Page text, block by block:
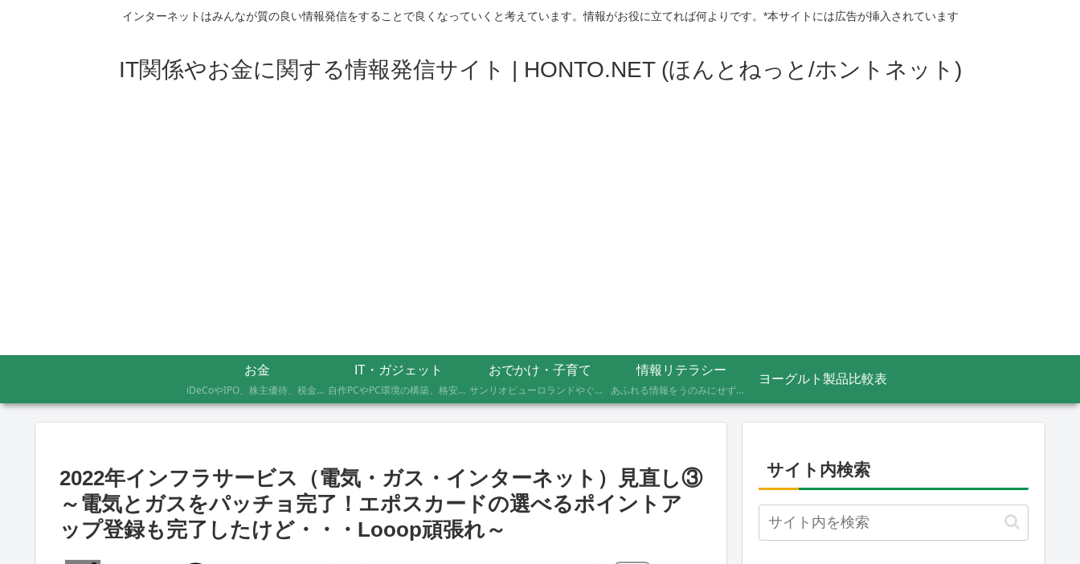
インターネットはみんなが質の良い情報発信をすることで良くなっていくと考えています。情報がお役に立てれば何よりです。*本サイトには広告が挿入されています
IT関係やお金に関する情報発信サイト | HONTO.NET (ほんとねっと/ホントネット)
お金
iDeCoやIPO、株主優待、税金のお得な支払い方法まで、AFP資格を持つ管理人が実際に体験したお金の記録です。証券会社の手続きにかかった日数や失敗談など、体験した人にしかわからないリアルな情報をお届けします。
IT・ガジェット
自作PCやPC環境の構築、格安SIMへのMNP乗り換え、便利なソフト・サービスの活用記録です。製品の型番や設定手順、つまずいたポイントまで具体的に記載していますので、同じことをしたい方の参考になれば幸いです。
おでかけ・子育て
サンリオピューロランドやぐりんぱなど、未就学児2人を連れて実際に行ったスポットの体験レポートです。株主優待や割引券でお得に楽しむ方法、子連れならではの持ち物や注意点もあわせて記録しています。
情報リテラシー
あふれる情報をうのみにせず、「これってほんと？」と一度立ち止まって見極めるための考え方を記録しています。ニュースの裏の読み解き方、詐欺やデマへの向き合い方など、サイト名「HONTO.NET」の原点となるテーマです。
ヨーグルト製品比較表
2022年インフラサービス（電気・ガス・インターネット）見直し③
～電気とガスをパッチョ完了！エポスカードの選べるポイントア
ップ登録も完了したけど・・・Looop頑張れ～
サイト内検索